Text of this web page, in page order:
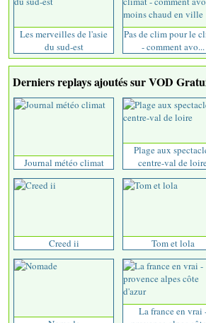
Les merveilles de l'asie
du sud-est
Pas de clim pour le
- comment avo...
Derniers replays ajoutés sur VOD
Journal météo climat
Plage aux
centre-val de
Creed ii Tom et lola
La france en vrai